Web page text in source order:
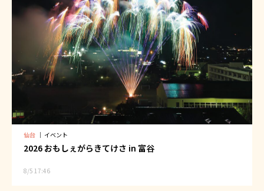
仙台 ｜ イベント
2026 おもしぇがらきてけさ in 富谷
8/5 17:46